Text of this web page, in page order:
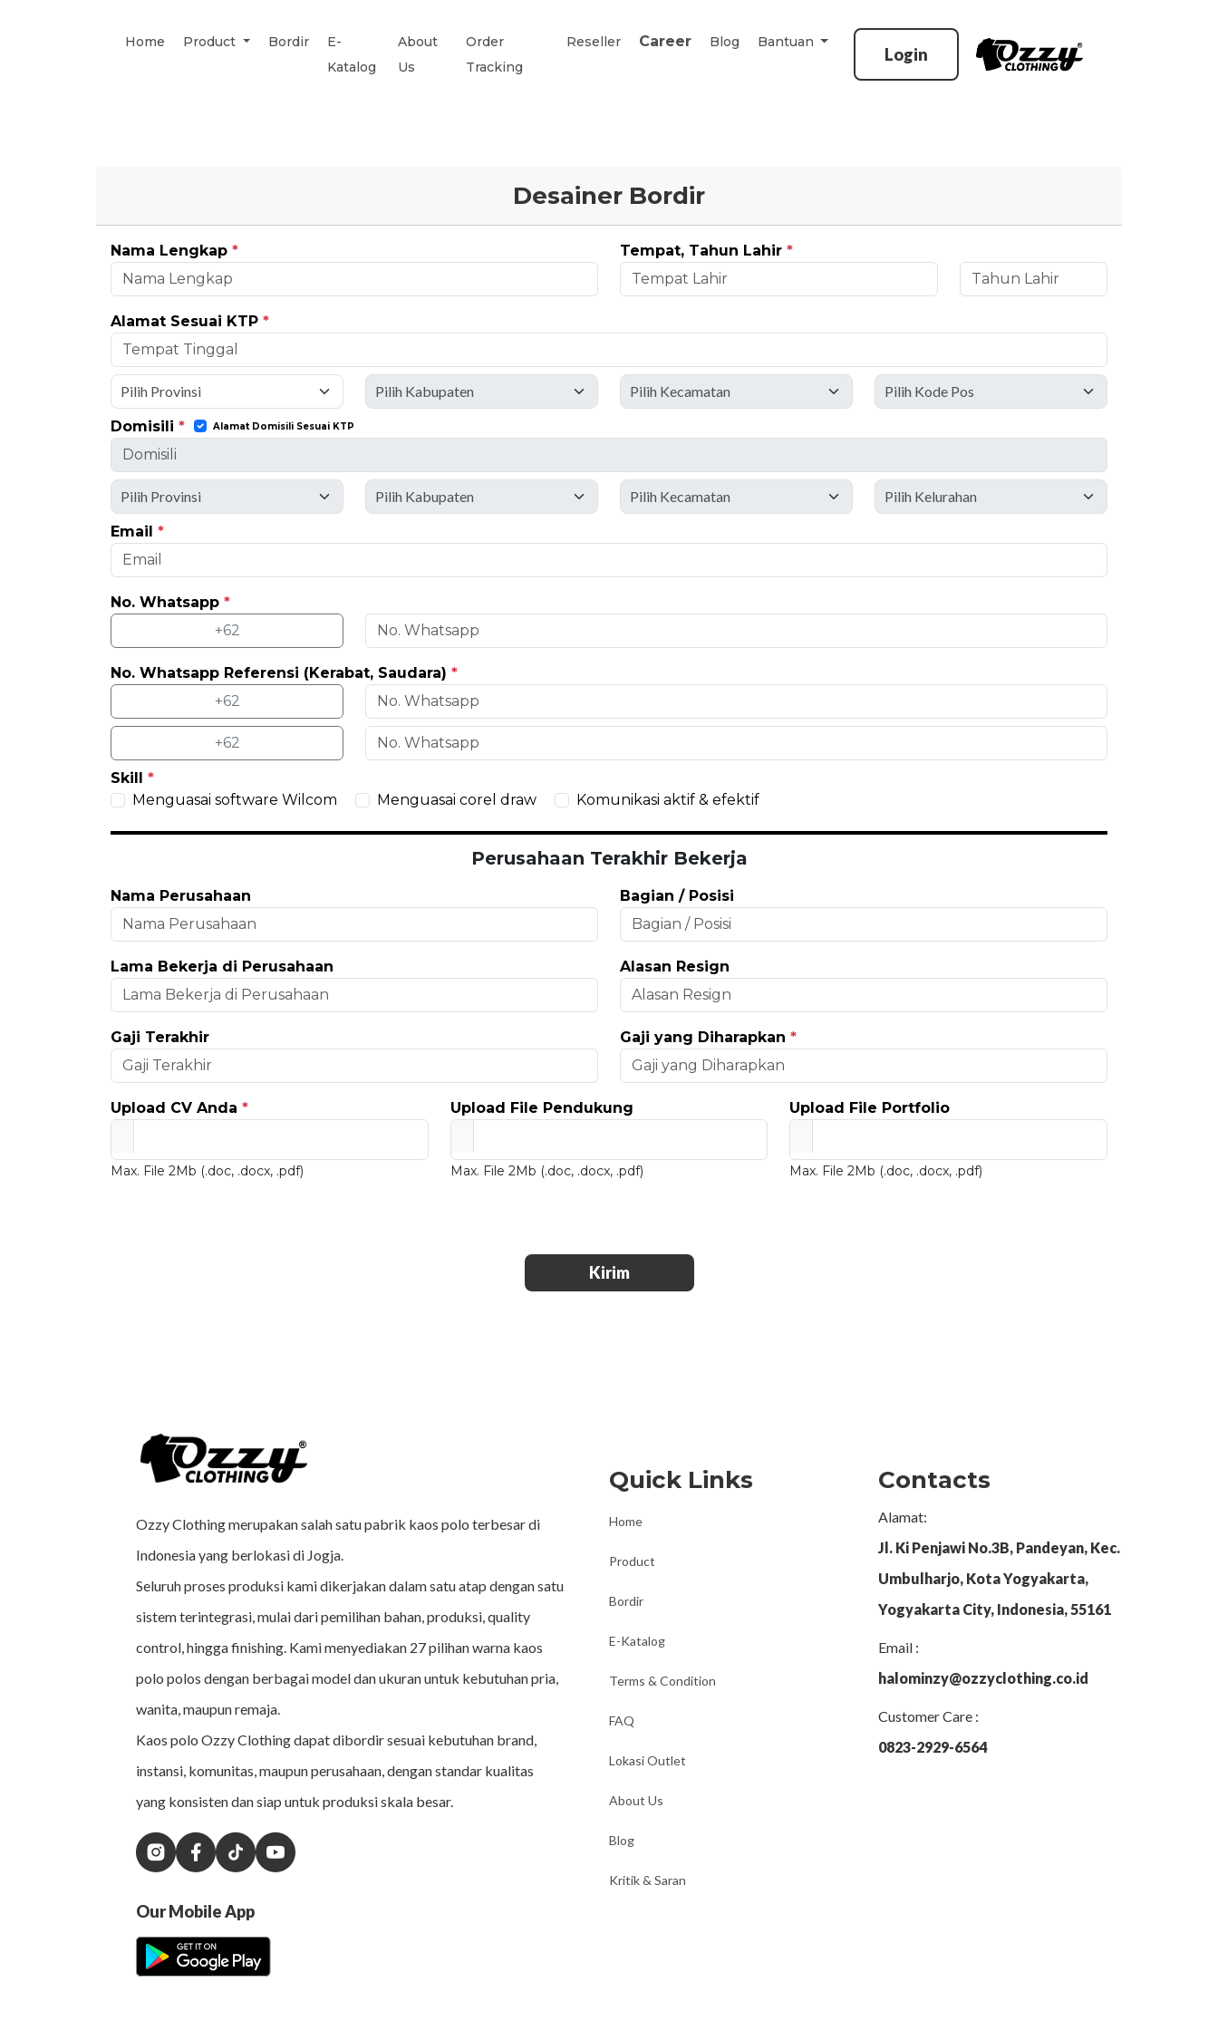
Home Product Bordir
E-
Katalog
About
Us
Order
Tracking
Reseller Career Blog Bantuan
Login
Desainer Bordir
Nama Lengkap * Tempat, Tahun Lahir *
Alamat Sesuai KTP *
Domisili * Alamat Domisili Sesuai KTP
Email *
No. Whatsapp *
+62
No. Whatsapp Referensi (Kerabat, Saudara) *
+62
+62
Skill *
Menguasai software Wilcom
Menguasai corel draw Komunikasi aktif & efektif
Perusahaan Terakhir Bekerja
Nama Perusahaan Bagian / Posisi
Lama Bekerja di Perusahaan Alasan Resign
Gaji Terakhir Gaji yang Diharapkan *
Upload CV Anda *
Max. File 2Mb (.doc, .docx, .pdf)
Upload File Pendukung
Max. File 2Mb (.doc, .docx, .pdf)
Upload File Portfolio
Max. File 2Mb (.doc, .docx, .pdf)
Kirim
Ozzy Clothing merupakan salah satu pabrik kaos polo terbesar di
Indonesia yang berlokasi di Jogja.
Seluruh proses produksi kami dikerjakan dalam satu atap dengan satu
sistem terintegrasi, mulai dari pemilihan bahan, produksi, quality
control, hingga finishing. Kami menyediakan 27 pilihan warna kaos
polo polos dengan berbagai model dan ukuran untuk kebutuhan pria,
wanita, maupun remaja.
Kaos polo Ozzy Clothing dapat dibordir sesuai kebutuhan brand,
instansi, komunitas, maupun perusahaan, dengan standar kualitas
yang konsisten dan siap untuk produksi skala besar.
Our Mobile App
Quick Links
Home
Product
Bordir
E-Katalog
Terms & Condition
FAQ
Lokasi Outlet
About Us
Blog
Kritik & Saran
Contacts
Alamat:
Jl. Ki Penjawi No.3B, Pandeyan, Kec.
Umbulharjo, Kota Yogyakarta,
Yogyakarta City, Indonesia, 55161
Email :
halominzy@ozzyclothing.co.id
Customer Care :
0823-2929-6564